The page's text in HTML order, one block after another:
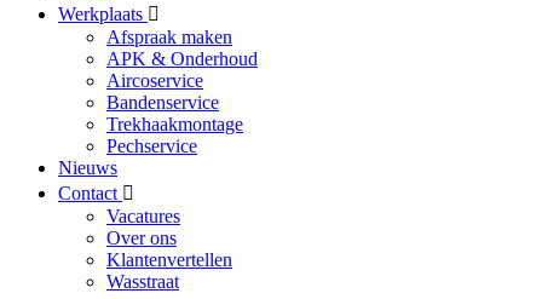
Werkplaats
Afspraak maken
APK & Onderhoud
Aircoservice
Bandenservice
Trekhaakmontage
Pechservice
Nieuws
Contact
Vacatures
Over ons
Klantenvertellen
Wasstraat